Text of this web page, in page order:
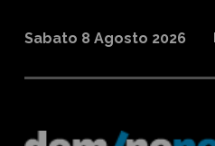
Sabato 8 Agosto 2026